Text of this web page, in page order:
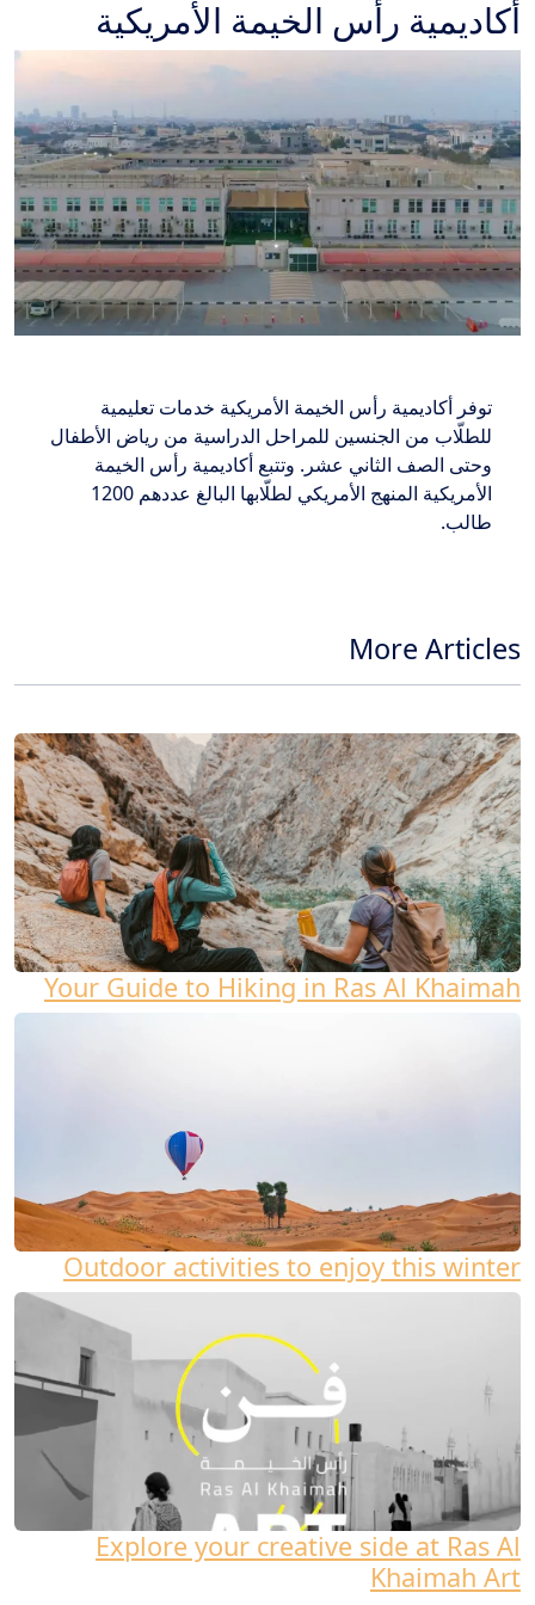
أكاديمية رأس الخيمة الأمريكية
توفر أكاديمية رأس الخيمة الأمريكية خدمات تعليمية
للطلّاب من الجنسين للمراحل الدراسية من رياض الأطفال
وحتى الصف الثاني عشر. وتتبع أكاديمية رأس الخيمة
الأمريكية المنهج الأمريكي لطلّابها البالغ عددهم 1200
طالب.
More Articles
Your Guide to Hiking in Ras Al Khaimah
Outdoor activities to enjoy this winter
Explore your creative side at Ras Al
Khaimah Art